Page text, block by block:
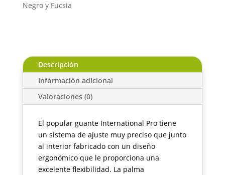
Negro y Fucsia
Descripción
Información adicional
Valoraciones (0)
El popular guante International Pro tiene
un sistema de ajuste muy preciso que junto
al interior fabricado con un diseño
ergonómico que le proporciona una
excelente flexibilidad. La palma